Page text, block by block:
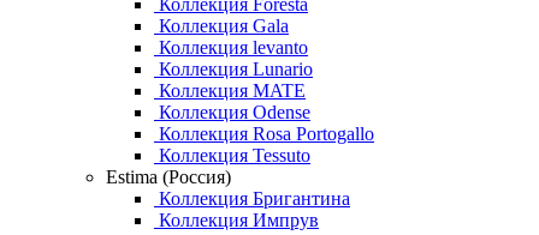
Коллекция Foresta
Коллекция Gala
Коллекция levanto
Коллекция Lunario
Коллекция MATE
Коллекция Odense
Коллекция Rosa Portogallo
Коллекция Tessuto
Estima (Россия)
Коллекция Бригантина
Коллекция Импрув